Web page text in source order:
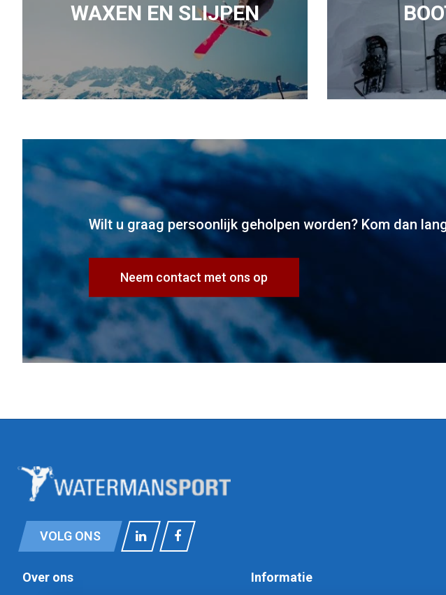
WAXEN EN SLIJPEN
Wilt u graag persoonlijk geholpen worden? Kom dan
Neem contact met ons op
VOLG ONS
Over ons Informatie